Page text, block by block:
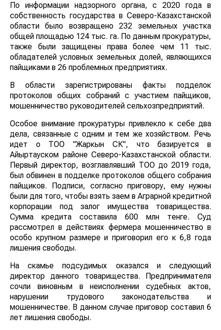
По информации надзорного органа, с 2020 года в
собственность государства в Северо-Казахстанской
области было возвращено 232 земельных участка
общей площадью 124 тыс. га. По данным прокуратуры,
также были защищены права более чем 11 тыс.
обладателей условных земельных долей, являющихся
пайщиками в 26 проблемных предприятиях.
В области зарегистрированы факты подделок
протоколов общих собраний с участием пайщиков,
мошенничество руководителей сельхозпредприятий.
Особое внимание прокуратуры привлекло к себе два
дела, связанные с одним и тем же хозяйством. Речь
идет о ТОО "Жаркын СК", что базируется в
Айыртауском районе Северо-Казахстанской области.
Первый директор, возглавлявший ТОО до 2019 года,
был обвинен в подделке протоколов общего собрания
пайщиков. Подписи, согласно приговору, ему нужны
были для того, чтобы взять заем в Аграрной кредитной
корпорации под залог имущества товарищества.
Сумма кредита составила 600 млн тенге. Суд
рассмотрел в действиях фермера мошенничество в
особо крупном размере и приговорил его к 6,8 года
лишения свободы.
На скамье подсудимых оказался и следующий
директор данного товарищества. Предпринимателя
сочли виновным в неисполнении судебных актов,
нарушении трудового законодательства и
мошенничестве. В данном случае приговор составил 6
лет лишения свободы.